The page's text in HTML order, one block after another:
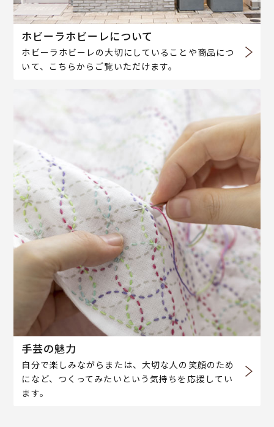
ホビーラホビーレについて
ホビーラホビーレの大切にしていることや商品につ
いて、こちらからご覧いただけます。
手芸の魅力
自分で楽しみながらまたは、大切な人の笑顔のため
になど、つくってみたいという気持ちを応援してい
ます。